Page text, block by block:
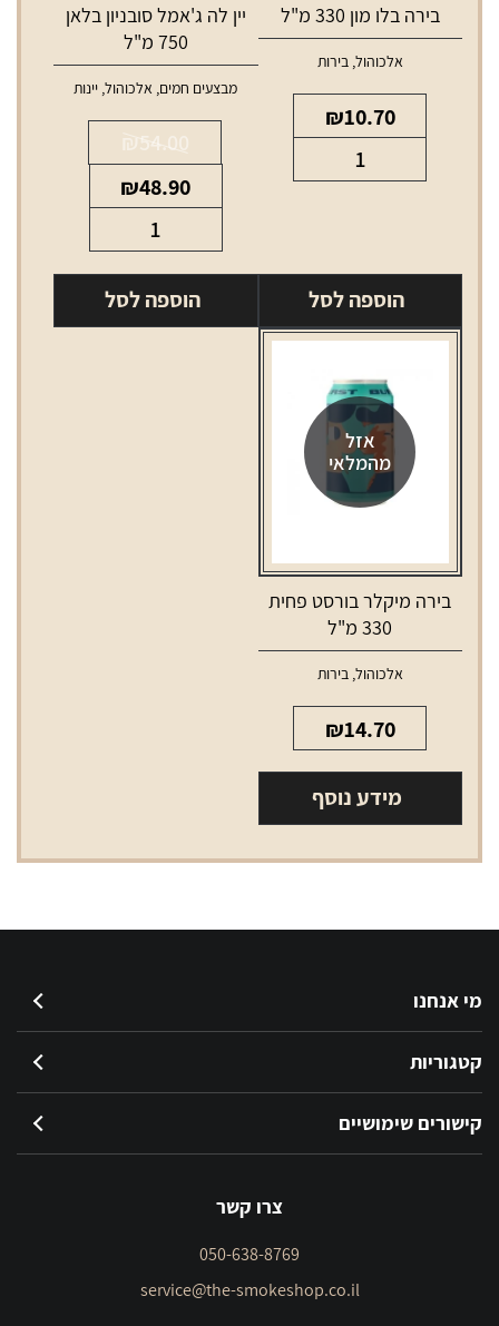
בירה בלו מון 330 מ"ל
אלכוהול,בירות
₪10.70
של
מון
330
מ"ל
הוספה לסל
יין לה ג'אמל סובניון בלאן
750 מ"ל
מבצעים חמים, אלכוהול, יינות
54.00
המחיר
המקורי
₪54.00.
₪48.90
הנוכחי
₪48.90.
של
יין
הוספה לסל
אזל
מהמלאי
בירה מיקלר בורסט פחית
330 מ"ל
אלכוהול,בירות
₪14.70
מידע נוסף
מי אנחנו
קטגוריות
קישורים שימושיים
צרו קשר
050-638-8769
service@the-smokeshop.co.il